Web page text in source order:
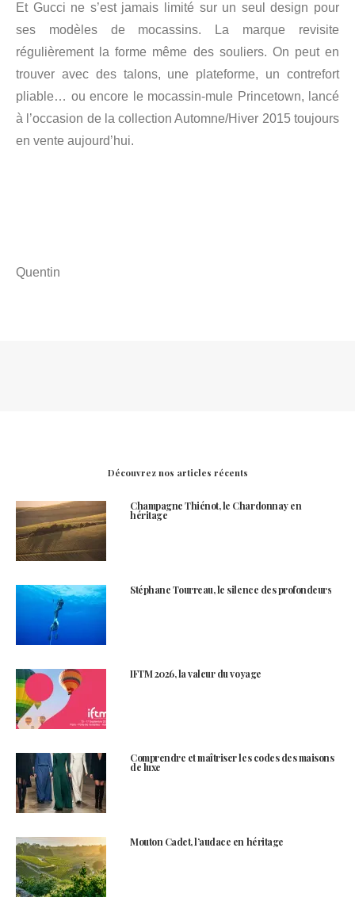
Et Gucci ne s’est jamais limité sur un seul design pour
ses modèles de mocassins. La marque revisite
régulièrement la forme même des souliers. On peut en
trouver avec des talons, une plateforme, un contrefort
pliable… ou encore le mocassin-mule Princetown, lancé
à l’occasion de la collection Automne/Hiver 2015 toujours
en vente aujourd’hui.
Quentin
Découvrez nos articles récents
Champagne Thiénot, le Chardonnay en
héritage
Stéphane Tourreau, le silence des profondeurs
IFTM 2026, la valeur du voyage
Comprendre et maîtriser les codes des maisons
de luxe
Mouton Cadet, l’audace en héritage